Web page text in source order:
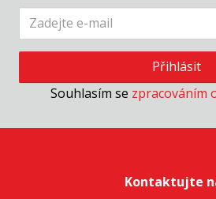
Přihlásit
Souhlasím se zpracováním
Kontaktujte